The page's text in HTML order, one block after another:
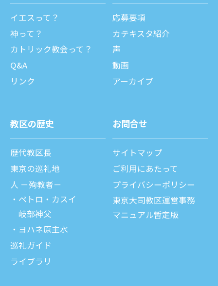
イエスって？
神って？
カトリック教会って？
Q&A
リンク
応募要項
カテキスタ紹介
声
動画
アーカイブ
教区の歴史
歴代教区⻑
東京の巡礼地
⼈ －殉教者－
ペトロ・カスイ
岐部神父
ヨハネ原主水
巡礼ガイド
ライブラリ
お問合せ
サイトマップ
ご利⽤にあたって
プライバシーポリシー
東京大司教区運営事務
マニュアル暫定版